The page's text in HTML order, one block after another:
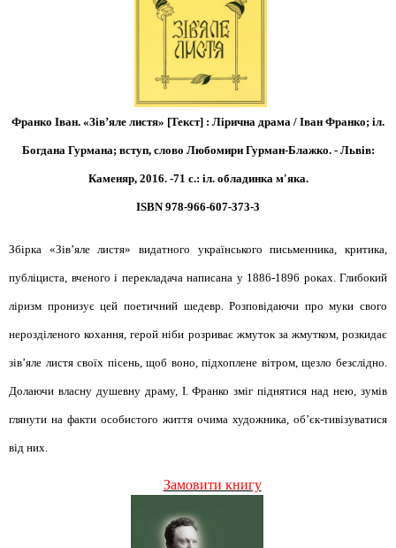
Франко Іван. «Зів’яле листя» [Текст] : Лірична драма / Іван Франко; іл.
Богдана Гурмана; вступ, слово Любомири Гурман-Блажко. - Львів:
Каменяр, 2016. -71 с.: іл. обладинка м'яка.
ISBN 978-966-607-373-3
Збірка «Зів’яле листя» видатного українського письменника, критика,
публіциста, вченого і перекладача написана у 1886-1896 роках. Глибокий
ліризм пронизує цей поетичний шедевр. Розповідаючи про муки свого
нерозділеного кохання, герой ніби розриває жмуток за жмутком, розкидає
зів’яле листя своїх пісень, щоб воно, підхоплене вітром, щезло безслідно.
Долаючи власну душевну драму, І. Франко зміг піднятися над нею, зумів
глянути на факти особистого життя очима художника, об’єк-тивізуватися
від них.
Замовити книгу